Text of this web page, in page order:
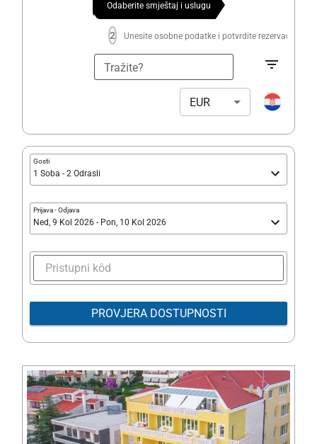
Odaberite smještaj i uslugu
2 Unesite osobne podatke i potvrdite rezervaciju
Tražite?
EUR
Gosti
1 Soba - 2 Odrasli
Prijava-Odjava
Ned, 9 Kol 2026 - Pon, 10 Kol 2026
PROVJERA DOSTUPNOSTI